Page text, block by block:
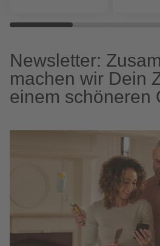
Newsletter:
machen wir Dein
einem schöneren